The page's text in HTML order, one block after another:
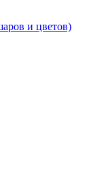
и цветов)